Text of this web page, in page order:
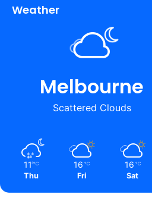
Weather
Melbourne
Scattered Clouds
11 ℃
Thu
16 ℃
Fri
16 ℃
Sat